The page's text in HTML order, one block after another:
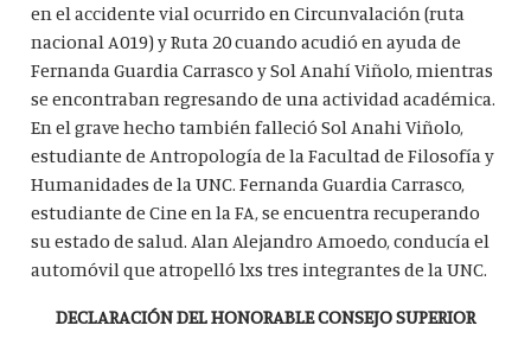
en el accidente vial ocurrido en Circunvalación (ruta
nacional A019) y Ruta 20 cuando acudió en ayuda de
Fernanda Guardia Carrasco y Sol Anahí Viñolo, mientras
se encontraban regresando de una actividad académica.
En el grave hecho también falleció Sol Anahi Viñolo,
estudiante de Antropología de la Facultad de Filosofía y
Humanidades de la UNC. Fernanda Guardia Carrasco,
estudiante de Cine en la FA, se encuentra recuperando
su estado de salud. Alan Alejandro Amoedo, conducía el
automóvil que atropelló lxs tres integrantes de la UNC.
DECLARACIÓN DEL HONORABLE CONSEJO SUPERIOR